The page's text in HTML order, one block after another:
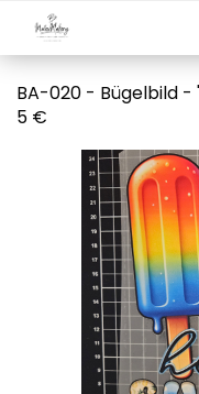
BA-020 - Bügelbild -
5 €